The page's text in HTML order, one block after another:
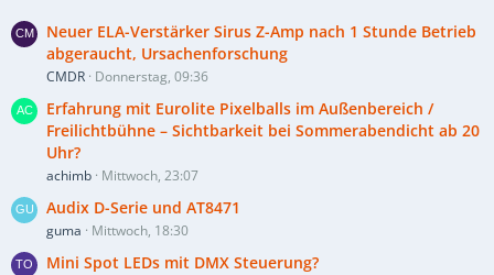
Neuer ELA-Verstärker Sirus Z-Amp nach 1 Stunde Betrieb
abgeraucht, Ursachenforschung
CMDR Donnerstag, 09:36
Erfahrung mit Eurolite Pixelballs im Außenbereich /
Freilichtbühne – Sichtbarkeit bei Sommerabendicht ab 20
Uhr?
achimb Mittwoch, 23:07
Audix D-Serie und AT8471
guma Mittwoch, 18:30
Mini Spot LEDs mit DMX Steuerung?